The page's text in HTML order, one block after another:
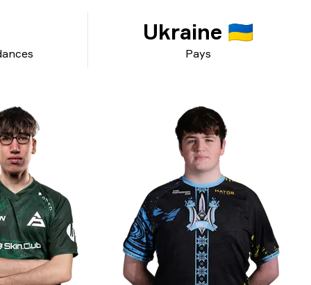
Pays
Ukraine 🇺🇦